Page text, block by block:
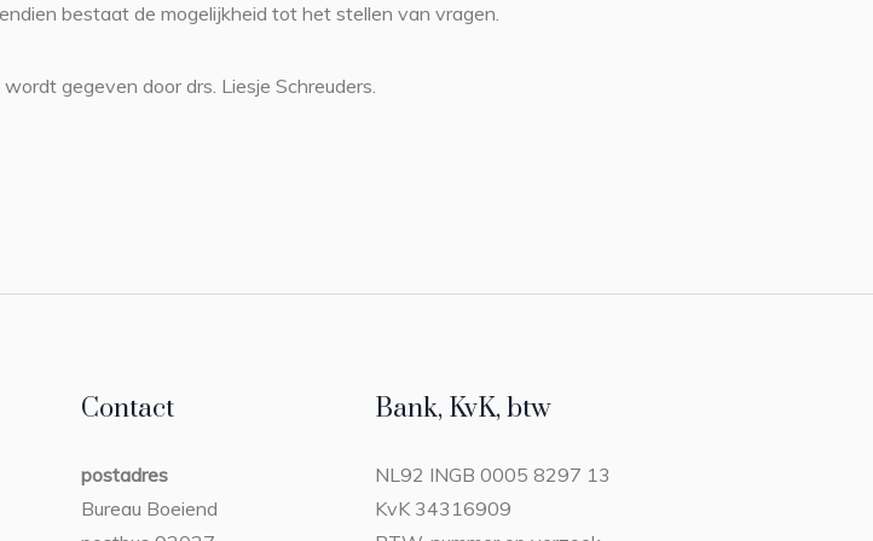
bestaat de mogelijkheid tot het stellen van vragen.
gegeven door drs. Liesje Schreuders.
Contact
postadres
Bureau Boeiend
Bank, KvK, btw
NL92 INGB 0005 8297 13
KvK 34316909